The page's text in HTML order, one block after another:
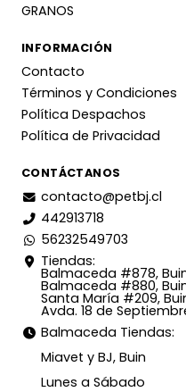
GRANOS
INFORMACIÓN
Contacto
Términos y Condiciones
Política Despachos
Política de Privacidad
CONTÁCTANOS
contacto@petbj.cl
442913718
56232549703
Tiendas:
Balmaceda #878,
Balmaceda #880,
Santa María #209,
Avda. 18 de
Balmaceda Tiendas:
Miavet y BJ, Buin
Lunes a Sábado